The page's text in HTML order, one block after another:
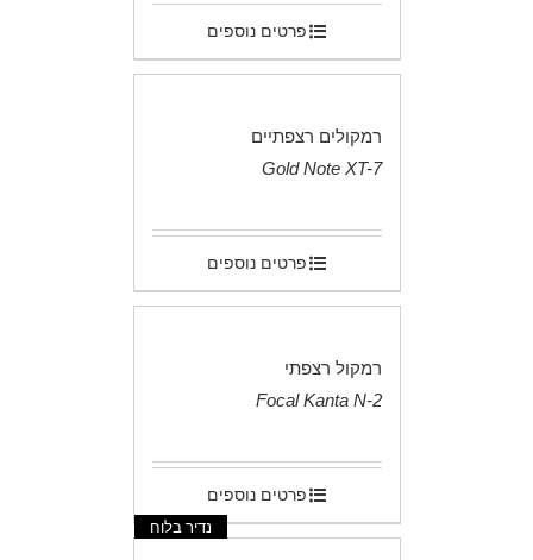
פרטים נוספים
רמקולים רצפתיים
Gold Note XT-7
פרטים נוספים
רמקול רצפתי
Focal Kanta N-2
פרטים נוספים
נדיר בלוח